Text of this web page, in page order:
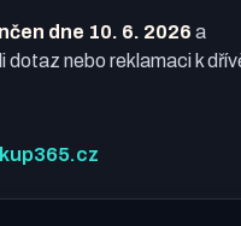
dne 10. 6. 2026 a
dotaz nebo reklamaci k